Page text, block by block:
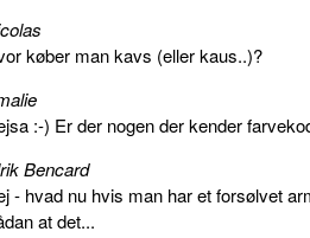
køber man kavs (eller kaus..)?
:-) Er der nogen der kender
Bencard
- hvad nu hvis man har et forsølvet
at det...